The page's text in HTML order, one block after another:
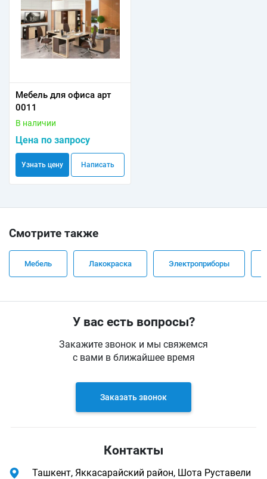
Мебель для офиса арт
0011
В наличии
Цена по запросу
Узнать цену Написать
Смотрите также
Мебель Лакокраска Электроприборы
У вас есть вопросы?
Закажите звонок и мы свяжемся
с вами в ближайшее время
Заказать звонок
Контакты
Ташкент, Яккасарайский район, Шота Руставели